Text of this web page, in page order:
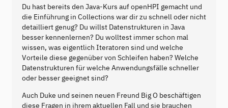
Du hast bereits den Java-Kurs auf openHPI gemacht und
die Einführung in Collections war dir zu schnell oder nicht
detailliert genug? Du willst Datenstrukturen in Java
besser kennenlernen? Du wolltest immer schon mal
wissen, was eigentlich Iteratoren sind und welche
Vorteile diese gegenüber von Schleifen haben? Welche
Datenstrukturen für welche Anwendungsfälle schneller
oder besser geeignet sind?
Auch Duke und seinen neuen Freund Big O beschäftigen
diese Fragen in ihrem aktuellen Fall und sie brauchen